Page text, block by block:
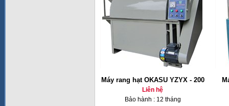
Máy rang hạt OKASU YZYX - 200
Liên hệ
Bảo hành : 12 tháng